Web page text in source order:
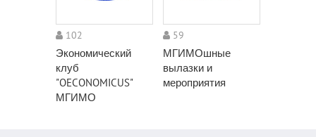
102
Экономический
клуб
"OECONOMICUS"
МГИМО
59
МГИМОшные
вылазки и
мероприятия